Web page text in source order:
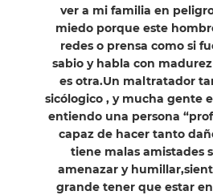
ver a mi familia en
miedo porque este
redes o prensa como si
sabio y habla con
es otra.Un maltratador
sicólogico , y mucha gente
entiendo una persona
capaz de hacer tanto
tiene malas amistades
amenazar y
grande tener que estar